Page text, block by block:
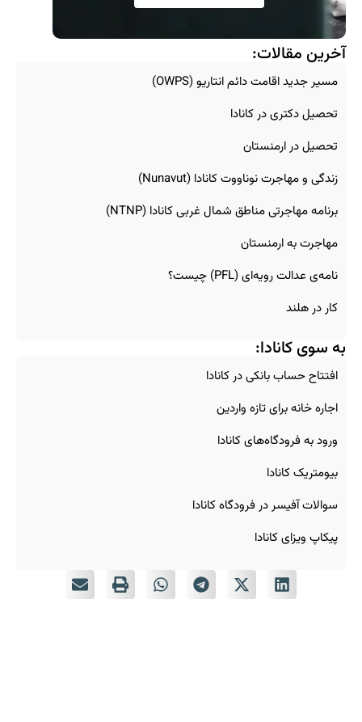
آخرین مقالات:
مسیر جدید اقامت دائم انتاریو (OWPS)
تحصیل دکتری در کانادا
تحصیل در ارمنستان
زندگی و مهاجرت نوناووت کانادا (Nunavut)
برنامه مهاجرتی مناطق شمال غربی کانادا (NTNP)
مهاجرت به ارمنستان
نامه‌ی عدالت رویه‌ای (PFL) چیست؟
کار در هلند
به سوی کانادا:
افتتاح حساب بانکی در کانادا
اجاره خانه برای تازه‌ واردین
ورود به فرودگاه‌های کانادا
بیومتریک کانادا
سوالات آفیسر در فرودگاه کانادا
پیکاپ ویزای کانادا